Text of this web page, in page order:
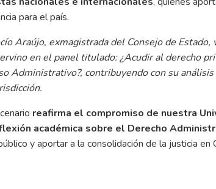
para el país.
Araújo, exmagistrada del Consejo de Estado,
en el panel titulado:¿Acudir al derecho
Administrativo?, contribuyendo con su
reafirma el compromiso de nuestra
académica sobre el Derecho
y aportar a la consolidación de la justicia en